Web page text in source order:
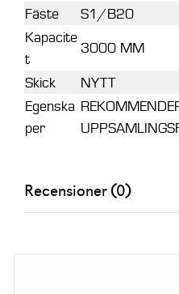
Fäste
S1/B20
Kapacite
t
3000 MM
Skick
NYTT
Egenska
per
Recensioner (0)